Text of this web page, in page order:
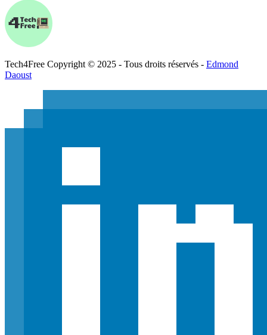
Tech4Free Copyright © 2025 - Tous droits réservés - Edmond
Daoust